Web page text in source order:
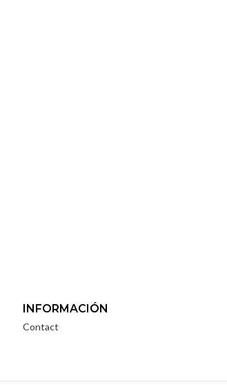
INFORMACIÓN
Contact